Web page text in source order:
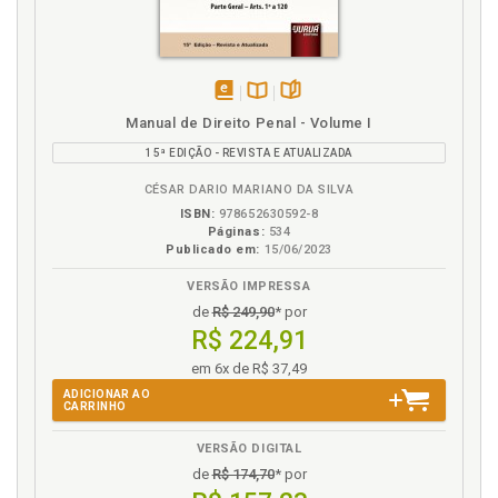
Humanismo iluminista. Origens, p. 148
Humanismo jurídico-penal. Direito Penal-
Constitucional: epistemologia pós moderna para um
novo humanismo jurídico-penal, p. 105
Humanismo penal iluminista, p. 141
Humanismo penal iluminista. Formação histórica do
conceito, p. 141
Introdução: da distinção entre método e técnica, p.
Irretroatividade da lei penal, p. 289
Jurídico-penal. Conceito, p. 229
eBookB.V.
Manual de Direito Penal - Volume I
15ª EDIÇÃO - REVISTA E ATUALIZADA
CÉSAR DARIO MARIANO DA SILVA
ISBN: 978652630592-8
Páginas: 534
Publicado em: 15/06/2023
VERSÃO IMPRESSA
deR$ 249,90* por
R$ 224,91
em 6x de R$ 37,49
ADICIONAR AO
CARRINHO
VERSÃO DIGITAL
deR$ 174,70* por